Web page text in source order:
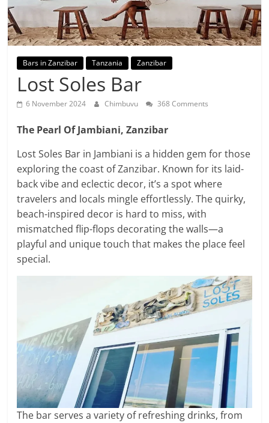
Bars in Zanzibar Tanzania Zanzibar
Lost Soles Bar
6 November 2024 Chimbuvu 368 Comments
The Pearl Of Jambiani, Zanzibar
Lost Soles Bar in Jambiani is a hidden gem for those
exploring the coast of Zanzibar. Known for its laid-
back vibe and eclectic decor, it’s a spot where
travelers and locals mingle effortlessly. The quirky,
beach-inspired decor is hard to miss, with
mismatched flip-flops decorating the walls—a
playful and unique touch that makes the place feel
special.
The bar serves a variety of refreshing drinks, from